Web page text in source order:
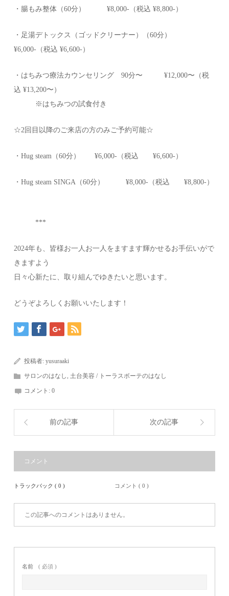
・腸もみ整体（60分） ¥8,000-（税込 ¥8,800-）
・足湯デトックス（ゴッドクリーナー）（60分）
¥6,000-（税込 ¥6,600-）
・はちみつ療法カウンセリング 90分〜 ¥12,000〜（税
込 ¥13,200〜）
※はちみつの試食付き
☆2回目以降のご来店の方のみご予約可能☆
・Hug steam（60分） ¥6,000-（税込 ¥6,600-）
・Hug steam SINGA（60分） ¥8,000-（税込 ¥8,800-）
***
2024年も、皆様お一人お一人をますます輝かせるお手伝いがで
きますよう
日々心新たに、取り組んでゆきたいと思います。
どうぞよろしくお願いいたします！
投稿者:yusuraaki
サロンのはなし,土台美容 / トーラスボーテのはなし
コメント:0
前の記事 次の記事
コメント
トラックバック ( 0 ) コメント ( 0 )
この記事へのコメントはありません。
名前 ( 必須 )